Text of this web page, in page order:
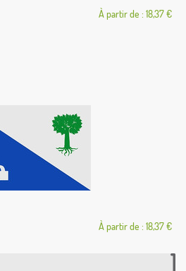
À partir de : 18,37 €
À partir de : 18,37 €